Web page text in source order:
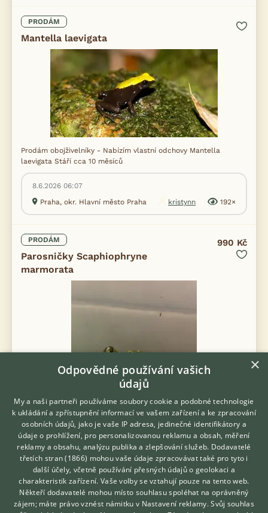
PRODÁM
Mantella laevigata
Prodám obojživelníky - Nabízím vlastní odchovy Mantella
laevigata Stáří cca 10 měsíců
8.6.2026 06:07
Praha, okr. Hlavní město Praha
kristynn 192×
PRODÁM
Parosničky Scaphiophryne
marmorata
990 Kč
Prodám obojživelníky - Odrostlé madagaskarské parosničky
Scaphiophryne marmorata. Atraktivní a ohrožený druh, rychle
rostoucí, nenáročný chov, poradím. Vlastní odchov NZ 6/2025.
27.2.2026 21:29
Hledáte zvířecího kamaráda?
Zdarma vám poradí
VETERINÁŘ ONLINE
KONZULTOVAT S
VETERINÁŘEM
×
Odpovědné používání vašich
údajů
My a naši partneři používáme soubory cookie a podobné technologie
k ukládání a zpřístupnění informací ve vašem zařízení a ke zpracování
osobních údajů, jako je vaše IP adresa, jedinečné identifikátory a
údaje o prohlížení, pro personalizovanou reklamu a obsah, měření
reklamy a obsahu, analýzu publika a zlepšování služeb. Dodavatelé
třetích stran (1866) mohou vaše údaje zpracovávat také pro tyto i
další účely, včetně používání přesných údajů o geolokaci a
charakteristik zařízení. Vaše volby se vztahují pouze na tento web.
Někteří dodavatelé mohou místo souhlasu spoléhat na oprávněný
zájem; máte právo vznést námitku v Nastavení reklamy. Svůj souhlas